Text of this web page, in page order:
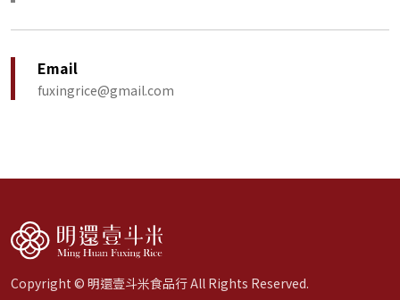
Email
fuxingrice@gmail.com
Copyright © 明還壹斗米食品行 All Rights Reserved.